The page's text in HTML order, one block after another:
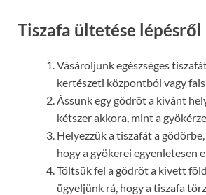
Tiszafa ültetése lépésről
Vásároljunk egészséges
kertészeti központból vagy
Ássunk egy gödröt a kívánt
kétszer akkora, mint a
Helyezzük a tiszafát a
hogy a gyökerei egyenletesen
Töltsük fel a gödröt a kivett
ügyeljünk rá, hogy a tiszafa